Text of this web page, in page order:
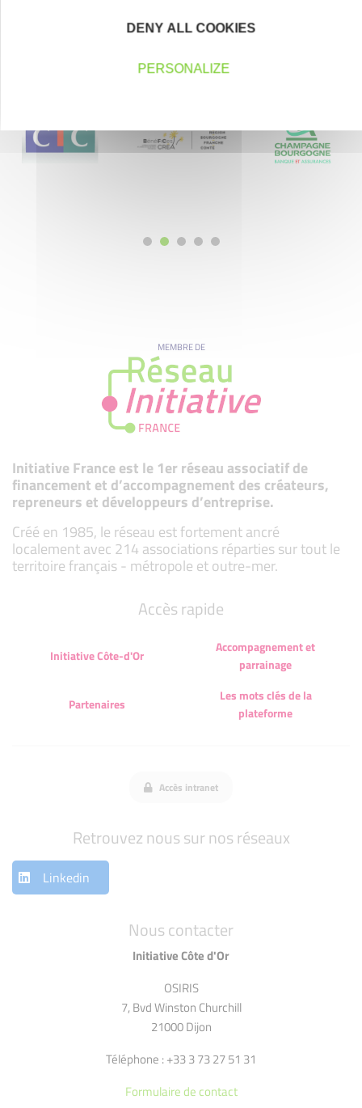
Nos partenaires
MEMBRE DE
Initiative France est le 1er réseau associatif de
financement et d’accompagnement des créateurs,
repreneurs et développeurs d’entreprise.
Créé en 1985, le réseau est fortement ancré
localement avec 214 associations réparties sur tout le
territoire français - métropole et outre-mer.
Nous contacter
Initiative Côte d'Or
OSIRIS
7, Bvd Winston Churchill
21000 Dijon
Téléphone : +33 3 73 27 51 31
Formulaire de contact
Accès rapide
Initiative Côte-d'Or
Accompagnement et
parrainage
Partenaires
Les mots clés de la
plateforme
Accès intranet
Retrouvez nous sur nos réseaux
Linkedin
DENY ALL COOKIES
PERSONALIZE